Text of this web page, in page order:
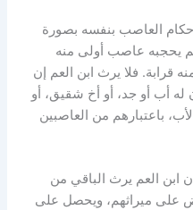
العاصب بنفسه بصورة
يحجبه عاصب أولى منه
قرابة. فلا يرث ابن العم إن
له أب أو جد، أو أخ شقيق، أو
باعتبارهم من العاصبين
ابن العم يرث الباقي من
على ميراثهم، ويحصل على